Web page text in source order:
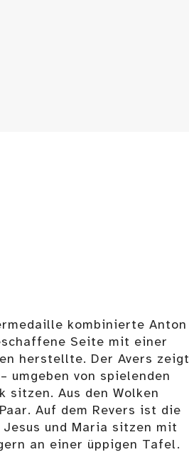
kombinierte Anton
Seite mit einer
herstellte. Der Avers zeigt
umgeben von spielenden
sitzen. Aus den Wolken
Auf dem Revers ist die
und Maria sitzen mit
an einer üppigen Tafel.